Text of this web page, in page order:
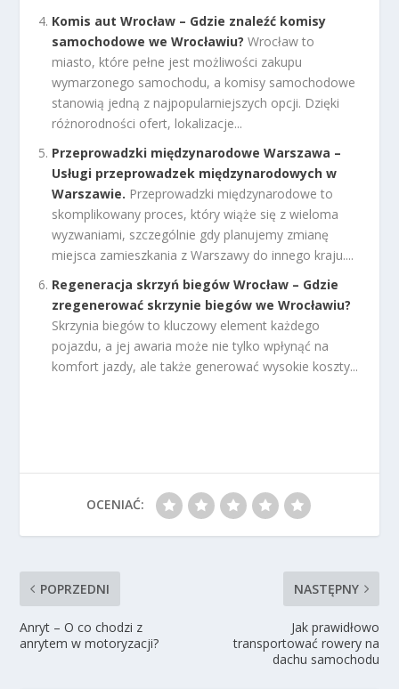
Komis aut Wrocław – Gdzie znaleźć komisy
samochodowe we Wrocławiu? Wrocław to
miasto, które pełne jest możliwości zakupu
wymarzonego samochodu, a komisy samochodowe
stanowią jedną z najpopularniejszych opcji. Dzięki
różnorodności ofert, lokalizacje...
Przeprowadzki międzynarodowe Warszawa –
Usługi przeprowadzek międzynarodowych w
Warszawie. Przeprowadzki międzynarodowe to
skomplikowany proces, który wiąże się z wieloma
wyzwaniami, szczególnie gdy planujemy zmianę
miejsca zamieszkania z Warszawy do innego kraju....
Regeneracja skrzyń biegów Wrocław – Gdzie
zregenerować skrzynie biegów we Wrocławiu?
Skrzynia biegów to kluczowy element każdego
pojazdu, a jej awaria może nie tylko wpłynąć na
komfort jazdy, ale także generować wysokie koszty...
OCENIAĆ:
POPRZEDNI
Anryt – O co chodzi z
anrytem w motoryzacji?
NASTĘPNY
Jak prawidłowo
transportować rowery na
dachu samochodu